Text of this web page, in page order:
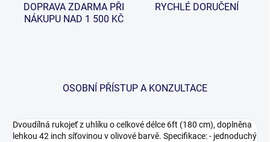
DOPRAVA ZDARMA PŘI
NÁKUPU NAD 1 500 KČ
RYCHLÉ DORUČENÍ
OSOBNÍ PŘÍSTUP A KONZULTACE
Dvoudílná rukojeť z uhlíku o celkové délce 6ft (180 cm), doplněna
lehkou 42 inch síťovinou v olivové barvě. Specifikace: - jednoduchý